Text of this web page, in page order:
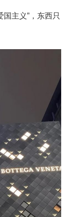
主义”，东西只